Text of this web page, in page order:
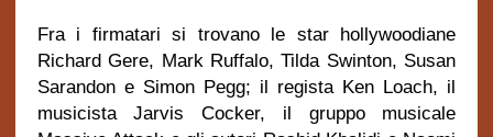
Fra i firmatari si trovano le star hollywoodiane
Richard Gere, Mark Ruffalo, Tilda Swinton, Susan
Sarandon e Simon Pegg; il regista Ken Loach, il
musicista Jarvis Cocker, il gruppo musicale